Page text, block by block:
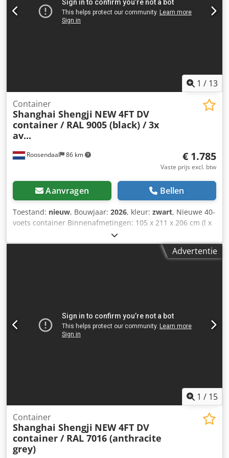
1 / 13
Roosendaal 86 km
Container
Shanghai Shengji NEW 4FT DV
container / RAL 9005 (black) / 3x
av...
€ 1.785
Vaste prijs excl. btw
Aanvragen Bellen
Toestand: nieuw, Bouwjaar: 2026, kleur: zwart, Nieuwe 40-
voets container Binnenafmetingen: 105 x 211 x 206 cm (l x
b x h) = 4,60 m³ Zwart (RAL 9005) nog slechts 3 stuks
beschikbaar = Verdere informatie = Algemene informatie
Dsdezqu I Iepfx Achewa Bouwjaar: maart 2026 Modeljaar:
Shanghai Shengji Verdere informatie Neem contact op met
Arne Honingh voor meer informatie.
Advertentie
1 / 15
Container
Shanghai Shengji NEW 4FT DV
container / RAL 7016 (anthracite
grey)